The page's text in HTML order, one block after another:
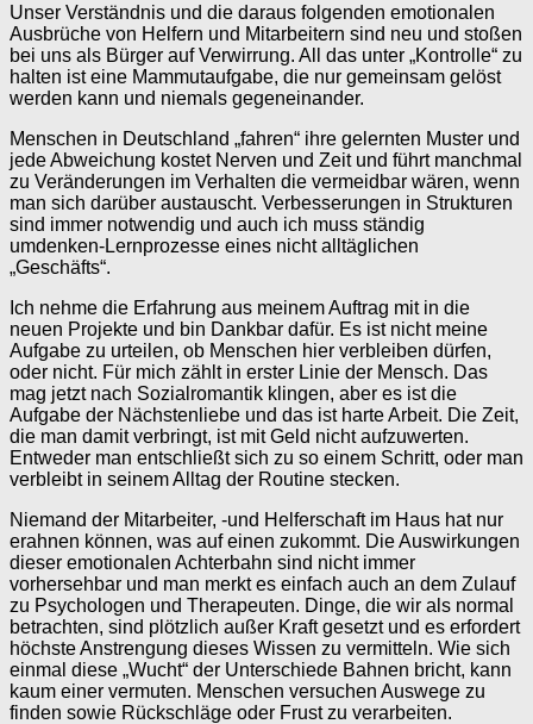
Unser Verständnis und die daraus folgenden emotionalen
Ausbrüche von Helfern und Mitarbeitern sind neu und stoßen
bei uns als Bürger auf Verwirrung. All das unter „Kontrolle“ zu
halten ist eine Mammutaufgabe, die nur gemeinsam gelöst
werden kann und niemals gegeneinander.
Menschen in Deutschland „fahren“ ihre gelernten Muster und
jede Abweichung kostet Nerven und Zeit und führt manchmal
zu Veränderungen im Verhalten die vermeidbar wären, wenn
man sich darüber austauscht. Verbesserungen in Strukturen
sind immer notwendig und auch ich muss ständig
umdenken-Lernprozesse eines nicht alltäglichen
„Geschäfts“.
Ich nehme die Erfahrung aus meinem Auftrag mit in die
neuen Projekte und bin Dankbar dafür. Es ist nicht meine
Aufgabe zu urteilen, ob Menschen hier verbleiben dürfen,
oder nicht. Für mich zählt in erster Linie der Mensch. Das
mag jetzt nach Sozialromantik klingen, aber es ist die
Aufgabe der Nächstenliebe und das ist harte Arbeit. Die Zeit,
die man damit verbringt, ist mit Geld nicht aufzuwerten.
Entweder man entschließt sich zu so einem Schritt, oder man
verbleibt in seinem Alltag der Routine stecken.
Niemand der Mitarbeiter, -und Helferschaft im Haus hat nur
erahnen können, was auf einen zukommt. Die Auswirkungen
dieser emotionalen Achterbahn sind nicht immer
vorhersehbar und man merkt es einfach auch an dem Zulauf
zu Psychologen und Therapeuten. Dinge, die wir als normal
betrachten, sind plötzlich außer Kraft gesetzt und es erfordert
höchste Anstrengung dieses Wissen zu vermitteln. Wie sich
einmal diese „Wucht“ der Unterschiede Bahnen bricht, kann
kaum einer vermuten. Menschen versuchen Auswege zu
finden sowie Rückschläge oder Frust zu verarbeiten.